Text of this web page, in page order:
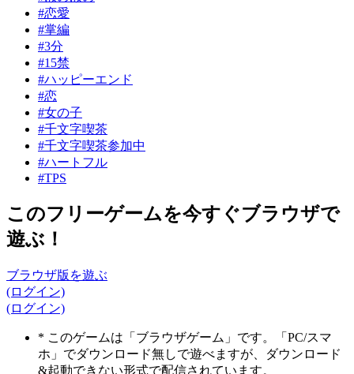
#恋愛
#掌編
#3分
#15禁
#ハッピーエンド
#恋
#女の子
#千文字喫茶
#千文字喫茶参加中
#ハートフル
#TPS
このフリーゲームを今すぐブラウザで
遊ぶ！
ブラウザ版を遊ぶ
(ログイン)
(ログイン)
* このゲームは「ブラウザゲーム」です。「PC/スマ
ホ」でダウンロード無しで遊べますが、ダウンロード
&起動できない形式で配信されています。